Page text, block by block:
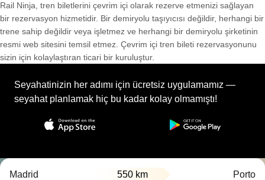
Rail Ninja, tren biletlerini çevrim içi olarak rezerve etmenizi sağlayan
bir rezervasyon hizmetidir. Bir demiryolu taşıyıcısı değildir, herhangi bir
trene sahip değildir veya işletmez ve herhangi bir demiryolu şirketinin
resmi web sitesini temsil etmez. Çevrim içi tren bileti rezervasyonunu
sizin için kolaylaştıran ticari bir kuruluştur.
Seyahatinizin her adımı için ücretsiz uygulamamız —
seyahat planlamak hiç bu kadar kolay olmamıştı!
Madrid 550 km Porto